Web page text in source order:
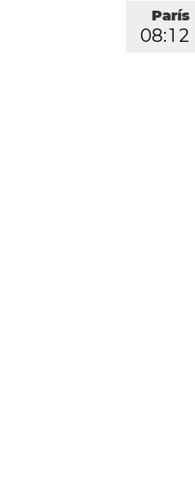
París
08:1 2